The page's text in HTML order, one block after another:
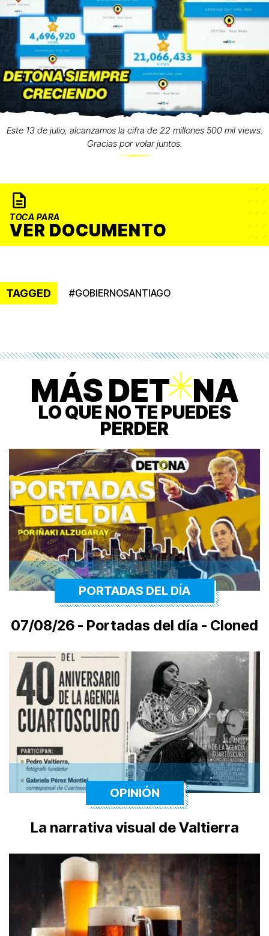
Este 13 de julio, alcanzamos la cifra de 22 millones 500 mil views.
Gracias por volar juntos.
TOCA PARA
VER DOCUMENTO
TAGGED #GOBIERNOSANTIAGO
MÁS DETONA
LO QUE NO TE PUEDES
PERDER
PORTADAS DEL DÍA
07/08/26 - Portadas del día - Cloned
OPINIÓN
La narrativa visual de Valtierra